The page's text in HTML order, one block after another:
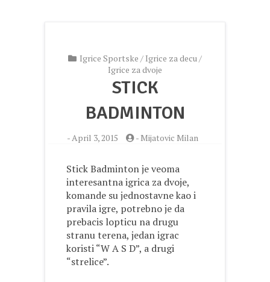
Igrice Sportske / Igrice za decu/
Igrice za dvoje
STICK
BADMINTON
-April 3, 2015 - Mijatovic Milan
Stick Badminton je veoma
interesantna igrica za dvoje,
komande su jednostavne kao i
pravila igre, potrebno je da
prebacis lopticu na drugu
stranu terena, jedan igrac
koristi “W A S D”, a drugi
“strelice”.